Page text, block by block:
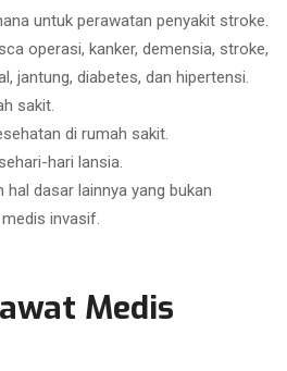
untuk perawatan penyakit stroke.
operasi, kanker, demensia, stroke,
jantung, diabetes, dan hipertensi.
sakit.
di rumah sakit.
hari lansia.
hal dasar lainnya yang bukan
invasif.
Medis